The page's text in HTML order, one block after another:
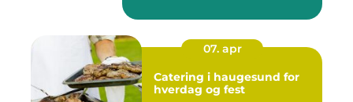
07. apr
Catering i haugesund for
hverdag og fest